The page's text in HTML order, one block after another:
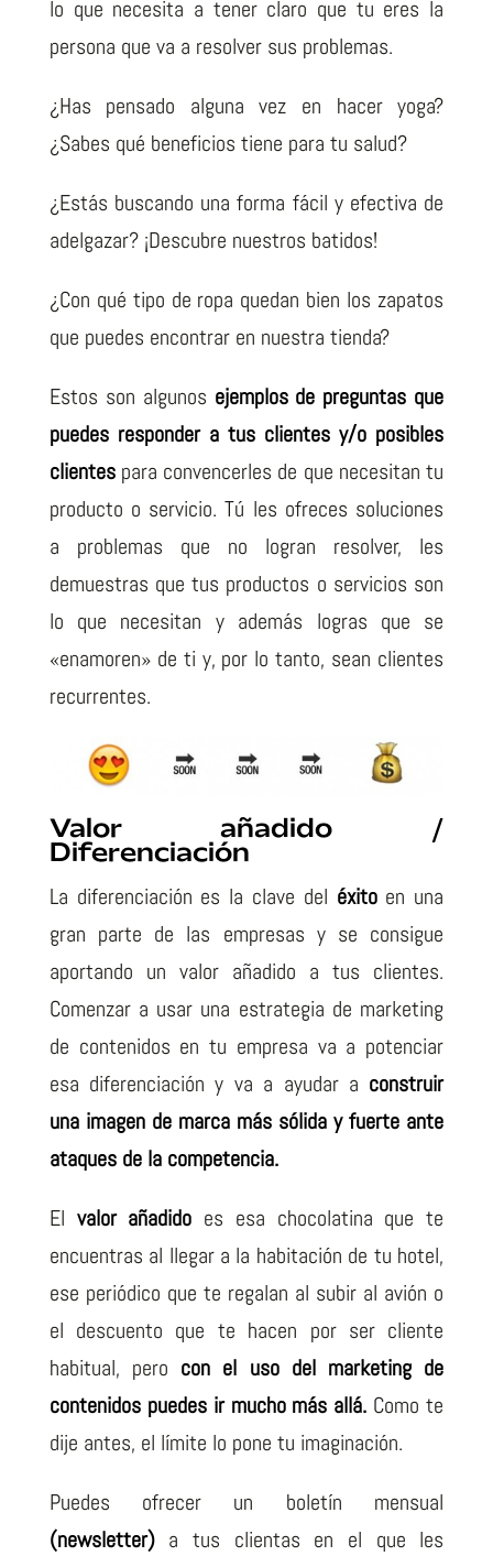
lo que necesita a tener claro que tu eres la
persona que va a resolver sus problemas.
¿Has pensado alguna vez en hacer yoga?
¿Sabes qué beneficios tiene para tu salud?
¿Estás buscando una forma fácil y efectiva de
adelgazar? ¡Descubre nuestros batidos!
¿Con qué tipo de ropa quedan bien los zapatos
que puedes encontrar en nuestra tienda?
Estos son algunos ejemplos de preguntas que
puedes responder a tus clientes y/o posibles
clientespara convencerles de que necesitan tu
producto o servicio. Tú les ofreces soluciones
a problemas que no logran resolver, les
demuestras que tus productos o servicios son
lo que necesitan y además logras que se
«enamoren» de ti y, por lo tanto, sean clientes
recurrentes.
Valor añadido /
Diferenciación
La diferenciación es la clave del éxitoen una
gran parte de las empresas y se consigue
aportando un valor añadido a tus clientes.
Comenzar a usar una estrategia de marketing
de contenidos en tu empresa va a potenciar
esa diferenciación y va a ayudar a construir
una imagen de marca más sólida y fuerte ante
ataques de la competencia.
El valor añadido es esa chocolatina que te
encuentras al llegar a la habitación de tu hotel,
ese periódico que te regalan al subir al avión o
el descuento que te hacen por ser cliente
habitual, pero con el uso del marketing de
contenidos puedes ir mucho más allá. Como te
dije antes, el límite lo pone tu imaginación.
Puedes ofrecer un boletín mensual
(newsletter) a tus clientas en el que les